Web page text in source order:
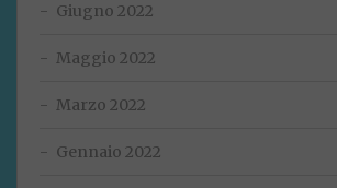
Giugno 2022
Maggio 2022
Marzo 2022
Gennaio 2022